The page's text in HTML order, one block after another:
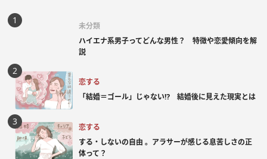
未分類
ハイエナ系男子ってどんな男性？ 特徴や恋愛傾向を解
説
恋する
「結婚＝ゴール」じゃない⁉ 結婚後に見えた現実とは
恋する
する・しないの自由 。アラサーが感じる息苦しさの正
体って？